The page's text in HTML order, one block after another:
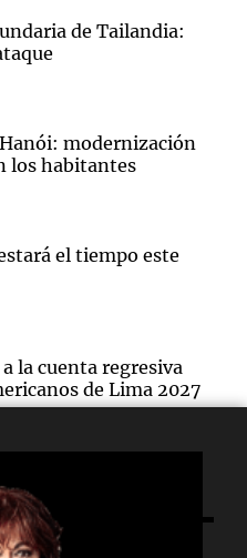
de Tailandia:
modernización
los habitantes
el tiempo este
la cuenta regresiva
de Lima 2027
estará el tiempo